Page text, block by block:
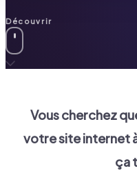
Découvrir
Vous cherchez
votre site internet
ça